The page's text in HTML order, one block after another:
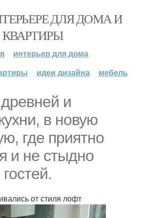
ДЛЯ ДОМА И
КВАРТИРЫ
интерьер для дома
идеи дизайна мебель
и
в новую
где приятно
и не стыдно
от стиля лофт